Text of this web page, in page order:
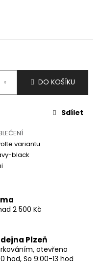
DO KOŠÍKU
variantu
black
Sdílet
2 500 Kč
Plzeň
otevřeno
hod, So 9:00-13 hod